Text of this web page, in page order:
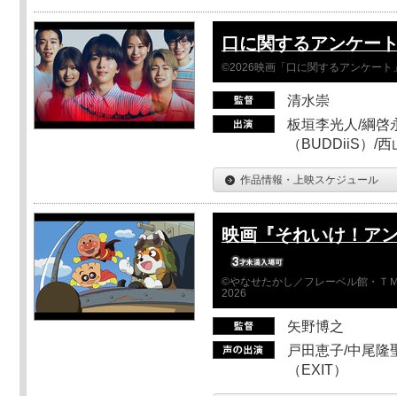
口に関するアンケー
©2026映画「口に関するアンケート
清水崇
板垣李光人/綱啓
（BUDDiiS）/
作品情報・上映スケジュール
映画『それいけ！ア
©やなせたかし／フレーベル館・Ｔ
2026
矢野博之
戸田恵子/中尾隆
（EXIT）